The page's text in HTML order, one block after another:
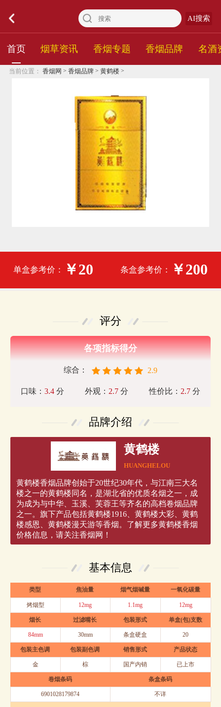
AI搜索
首页 烟草资讯 香烟专题 香烟品牌 名酒
当前位置： 香烟网 > 香烟品牌 > 黄鹤楼>
单盒参考价： ￥20 条盒参考价： ￥200
评分
各项指标得分
综合： 2.9
口味： 3.4分 外观： 2.7 分 性价比： 2.7 分
品牌介绍
黄鹤楼
HUANGHELOU
黄鹤楼香烟品牌创始于20世纪30年代，与江南三大名
楼之一的黄鹤楼同名，是湖北省的优质名烟之一，成
为成为与中华、玉溪、芙蓉王等齐名的高档卷烟品牌
之一。旗下产品包括黄鹤楼1916、黄鹤楼大彩、黄鹤
楼感恩、黄鹤楼漫天游等香烟。了解更多黄鹤楼香烟
价格信息，请关注香烟网！
基本信息
类型 焦油量 烟气烟碱量 一氧化碳量
烤烟型 12mg 1.1mg 12mg
烟长 过滤嘴长 包装形式 单盒(包)支数
84mm 30mm 条盒硬盒 20
包装主色调 包装副色调 销售形式 产品状态
金 棕 国产内销 已上市
卷烟条码 条盒条码
6901028179874 不详